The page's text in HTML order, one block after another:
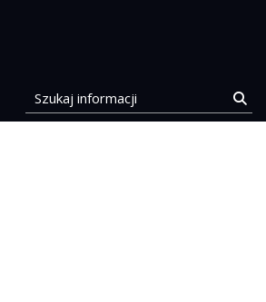
Szukaj informacji